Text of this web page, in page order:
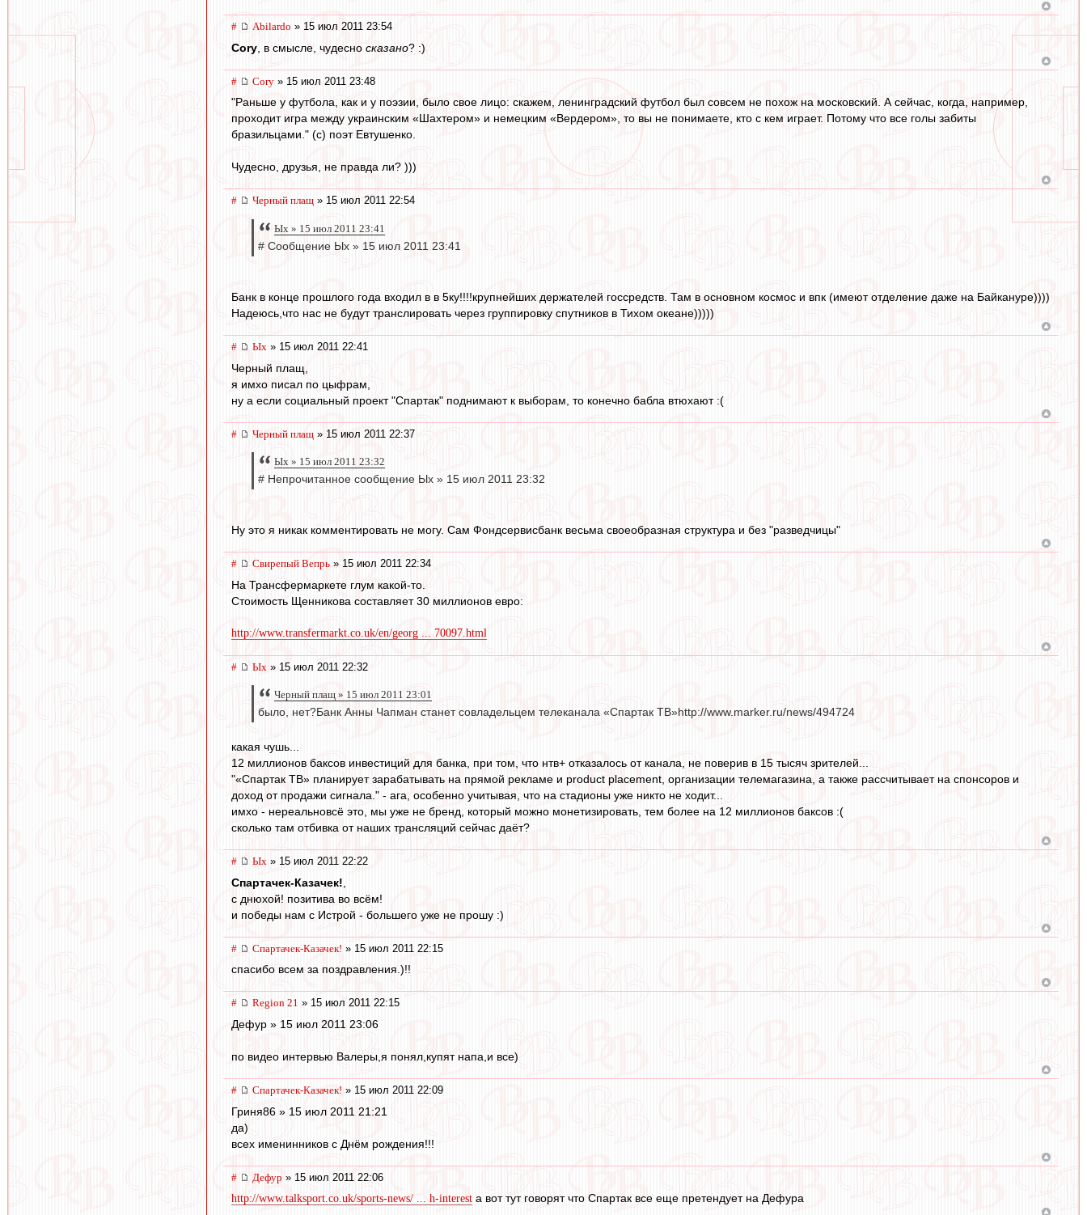
# Abilardo » 15 июл 2011 23:54
Cory , в смысле, чудесно сказано? :)
# Cory » 15 июл 2011 23:48
"Раньше у футбола, как и у поэзии, было свое лицо: скажем, ленинградский футбол был совсем не похож на московский. А сейчас, когда, например,
проходит игра между украинским «Шахтером» и немецким «Вердером», то вы не понимаете, кто с кем играет. Потому что все голы забиты
бразильцами." (с) поэт Евтушенко.
Чудесно, друзья, не правда ли? )))
# Черный плащ » 15 июл 2011 22:54
Ых » 15 июл 2011 23:41
# Сообщение Ых » 15 июл 2011 23:41
Банк в конце прошлого года входил в в 5ку!!!!крупнейших держателей госсредств. Там в основном космос и впк (имеют отделение даже на Байкануре))))
Надеюсь,что нас не будут транслировать через группировку спутников в Тихом океане)))))
# Ых » 15 июл 2011 22:41
Черный плащ,
я имхо писал по цыфрам,
ну а если социальный проект "Спартак" поднимают к выборам, то конечно бабла втюхают :(
# Черный плащ » 15 июл 2011 22:37
Ых » 15 июл 2011 23:32
# Непрочитанное сообщение Ых » 15 июл 2011 23:32
Ну это я никак комментировать не могу. Сам Фондсервисбанк весьма своеобразная структура и без "разведчицы"
# Свирепый Вепрь » 15 июл 2011 22:34
На Трансфермаркете глум какой-то.
Стоимость Щенникова составляет 30 миллионов евро:
http://www.transfermarkt.co.uk/en/georg ... 70097.html
# Ых » 15 июл 2011 22:32
Черный плащ » 15 июл 2011 23:01
было, нет?Банк Анны Чапман станет совладельцем телеканала «Спартак ТВ»http://www.marker.ru/news/494724
какая чушь...
12 миллионов баксов инвестиций для банка, при том, что нтв+ отказалось от канала, не поверив в 15 тысяч зрителей...
"«Спартак ТВ» планирует зарабатывать на прямой рекламе и product placement, организации телемагазина, а также рассчитывает на спонсоров и
доход от продажи сигнала." - ага, особенно учитывая, что на стадионы уже никто не ходит...
имхо - нереальновсё это, мы уже не бренд, который можно монетизировать, тем более на 12 миллионов баксов :(
сколько там отбивка от наших трансляций сейчас даёт?
# Ых » 15 июл 2011 22:22
Спартачек-Казачек!
с днюхой! позитива во всём!
и победы нам с Истрой - большего уже не прошу :)
# Спартачек-Казачек! » 15 июл 2011 22:15
спасибо всем за поздравления.)!!
# Region 21 » 15 июл 2011 22:15
Дефур » 15 июл 2011 23:06
по видео интервью Валеры,я понял,купят напа,и все)
# Спартачек-Казачек! » 15 июл 2011 22:09
Гриня86 » 15 июл 2011 21:21
да)
всех именинников с Днём рождения!!!
# Дефур » 15 июл 2011 22:06
http://www.talksport.co.uk/sports-news/ ... h-interest а вот тут говорят что Спартак все еще претендует на Дефура